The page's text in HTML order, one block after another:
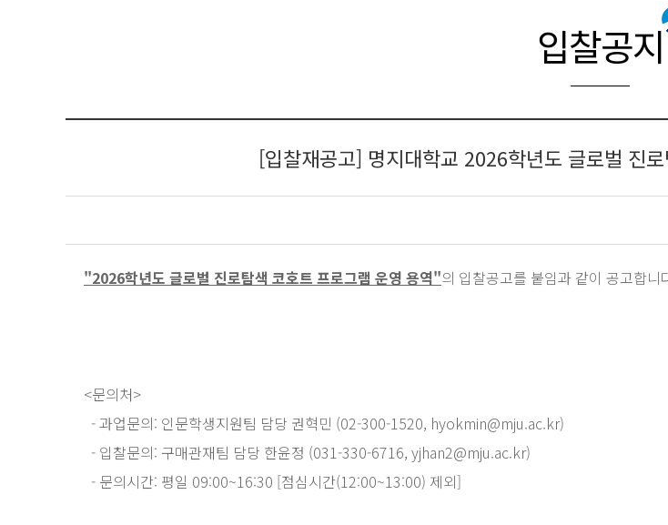
입찰공지
[입찰재공고] 명지대학교 2026학년도 글로벌 진
"2026학년도 글로벌 진로탐색 코호트 프로그램 운영 용역"의 입찰공고를 붙임과 같이 공고합니
<문의처>
- 과업문의: 인문학생지원팀 담당 권혁민 (02-300-1520, hyokmin@mju.ac.kr)
- 입찰문의: 구매관재팀 담당 한윤정 (031-330-6716, yjhan2@mju.ac.kr)
- 문의시간: 평일 09:00~16:30 [점심시간(12:00~13:00) 제외]